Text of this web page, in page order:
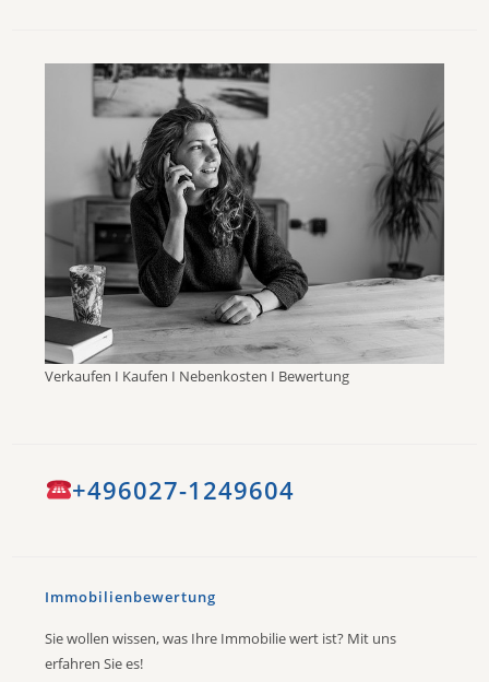
Verkaufen I Kaufen I Nebenkosten I Bewertung
+496027-1249604
Immobilienbewertung
Sie wollen wissen, was Ihre Immobilie wert ist? Mit uns
erfahren Sie es!